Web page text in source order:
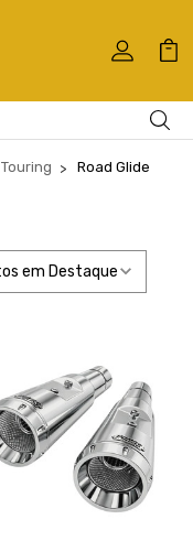
Touring Road Glide